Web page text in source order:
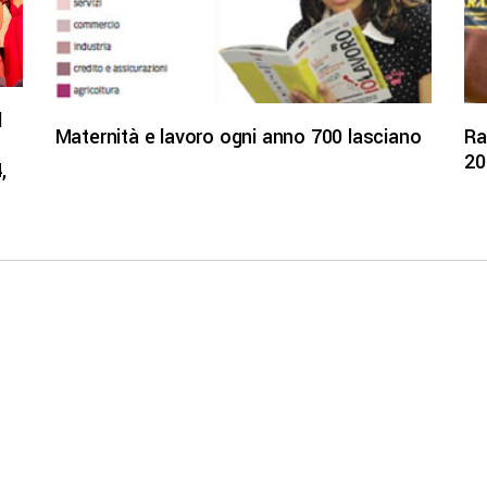
Maternità e lavoro ogni anno 700 lasciano